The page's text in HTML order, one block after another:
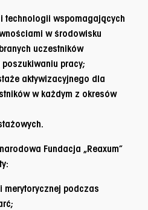
technologii wspomagających
w środowisku
uczestników
pracy;
aktywizacyjnego dla
w każdym z okresów
Fundacja „Reaxum”
merytorycznej podczas